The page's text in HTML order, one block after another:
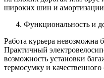
широких шин и
Функциональность и
Работа курьера невозможна
Практичный
возможность установки
термосумку и